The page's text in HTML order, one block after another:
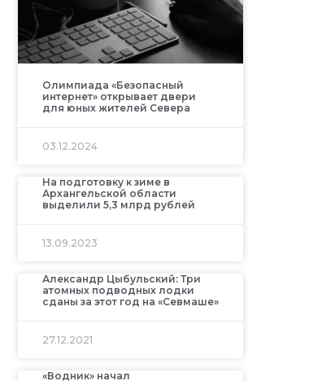
Олимпиада «Безопасный
интернет» открывает двери
для юных жителей Севера
03.12.2024
На подготовку к зиме в
Архангельской области
выделили 5,3 млрд рублей
13.09.2023
Александр Цыбульский: Три
атомных подводных лодки
сданы за этот год на «Севмаше»
27.12.2021
«Водник» начал